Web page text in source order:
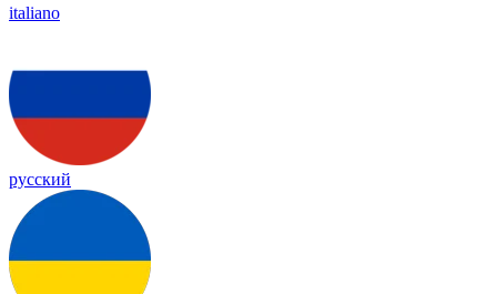
italiano
русский